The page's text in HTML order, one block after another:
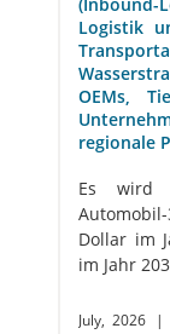
Logistik
OEMs,
regionale
Es wird
Dollar im
im Jahr
July, 2026 |